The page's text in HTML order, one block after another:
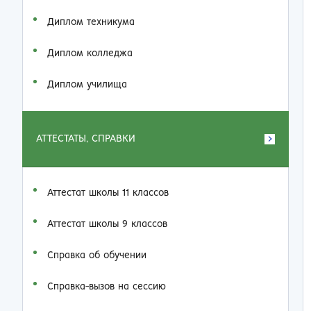
Диплом техникума
Диплом колледжа
Диплом училища
АТТЕСТАТЫ, СПРАВКИ
Аттестат школы 11 классов
Аттестат школы 9 классов
Справка об обучении
Справка-вызов на сессию